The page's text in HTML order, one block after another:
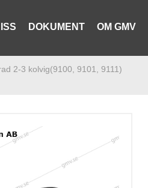
DOKUMENT OM GMV
2-3 kolvig(9100, 9101, 9111)